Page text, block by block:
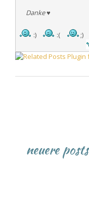
Danke♥
:) :( ;)
neuere posts